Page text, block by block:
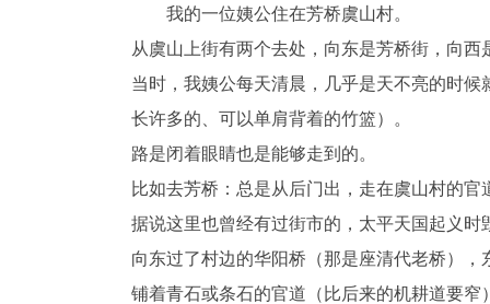
我的一位姨公住在芳桥虞山村。
从虞山上街有两个去处，向东是芳桥街，向西
当时，我姨公每天清晨，几乎是天不亮的时
长许多的、可以单肩背着的竹篮）。
路是闭着眼睛也是能够走到的。
比如去芳桥：总是从后门出，走在虞山村的官
据说这里也曾经有过街市的，太平天国起义时
向东过了村边的华阳桥（那是座清代老桥）
铺着青石或条石的官道（比后来的机耕道要